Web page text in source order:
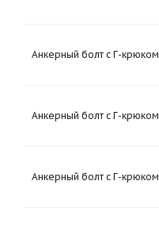
Анкерный болт с Г-крюком
Анкерный болт с Г-крюком
Анкерный болт с Г-крюком